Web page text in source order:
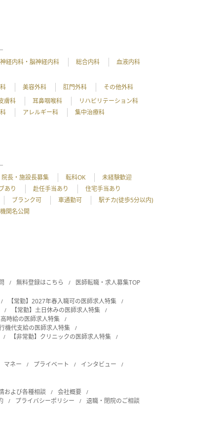
神経内科・脳神経内科 総合内科
血液内科
美容外科 肛門外科
その他外科
膚科 耳鼻咽喉科
リハビリテーション科
アレルギー科
集中治療科
院長・施設長募集 転科OK
未経験歓迎
あり 赴任手当あり
住宅手当あり
ブランク可 車通勤可
駅チカ(徒歩5分以内)
関名公開
無料登録はこちら 医師転職・求人募集TOP
【常勤】2027年春入職可の医師求人特集
【常勤】土日休みの医師求人特集
高時給の医師求人特集
機代支給の医師求人特集
【非常勤】クリニックの医師求人特集
マネー プライベート
インタビュー
および各種相談
会社概要
プライバシーポリシー 退職・閉院のご相談